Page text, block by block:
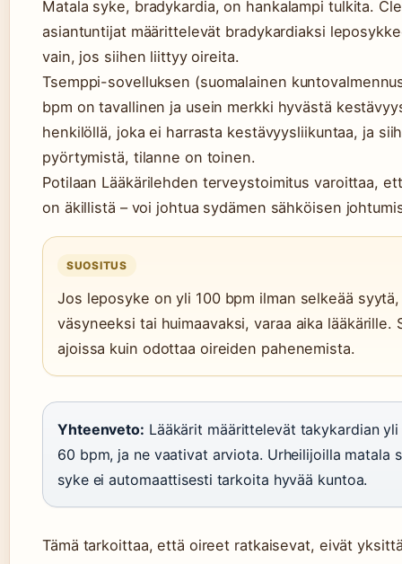
Matala syke, bradykardia, on hankalampi tulkita.
asiantuntijat määrittelevät bradykardiaksi
vain, jos siihen liittyy oireita.
Tsemppi-sovelluksen (suomalainen
bpm on tavallinen ja usein merkki hyvästä
henkilöllä, joka ei harrasta kestävyysliikuntaa, ja
pyörtymistä, tilanne on toinen.
Potilaan Lääkärilehden terveystoimitus varoittaa,
on äkillistä – voi johtua sydämen sähköisen
SUOSITUS
Jos leposyke on yli 100 bpm ilman selkeää
väsyneeksi tai huimaavaksi, varaa aika
ajoissa kuin odottaa oireiden pahenemista.
Yhteenveto: Lääkärit määrittelevät takykardian
60 bpm, ja ne vaativat arviota. Urheilijoilla matala
syke ei automaattisesti tarkoita hyvää kuntoa.
Tämä tarkoittaa, että oireet ratkaisevat, eivät